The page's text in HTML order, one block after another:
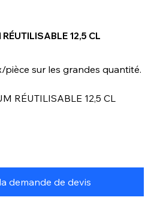
RÉUTILISABLE 12,5 CL
pièce sur les grandes quantité.
RÉUTILISABLE 12,5 CL
demande de devis